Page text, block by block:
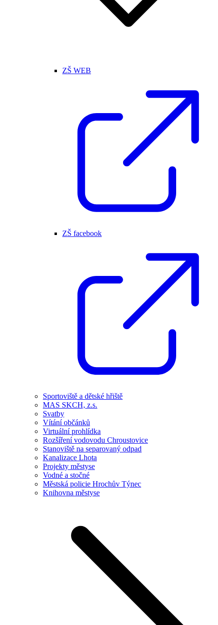
ZŠ WEB
ZŠ facebook
Sportoviště a dětské hřiště
MAS SKCH, z.s.
Svatby
Vítání občánků
Virtuální prohlídka
Rozšíření vodovodu Chroustovice
Stanoviště na separovaný odpad
Kanalizace Lhota
Projekty městyse
Vodné a stočné
Městská policie Hrochův Týnec
Knihovna městyse